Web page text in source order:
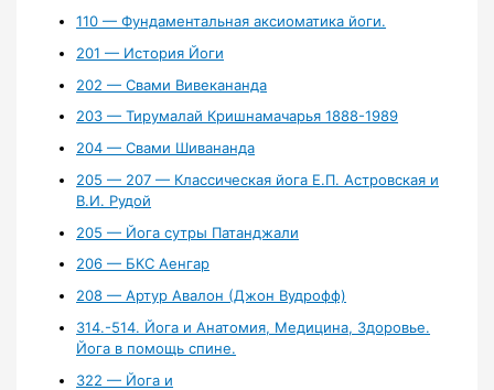
110 — Фундаментальная аксиоматика йоги.
201 — История Йоги
202 — Свами Вивекананда
203 — Тирумалай Кришнамачарья 1888-1989
204 — Свами Шивананда
205 — 207 — Классическая йога Е.П. Астровская и
В.И. Рудой
205 — Йога сутры Патанджали
206 — БКС Аенгар
208 — Артур Авалон (Джон Вудрофф)
314.-514. Йога и Анатомия, Медицина, Здоровье.
Йога в помощь спине.
322 — Йога и